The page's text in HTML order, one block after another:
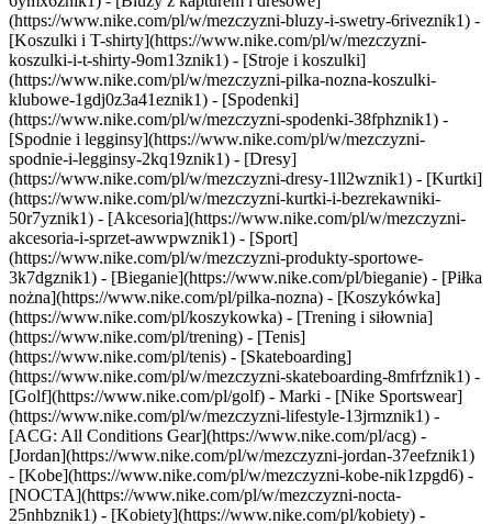
(https://www.nike.com/pl/w/mezczyzni-bluzy-i-swetry-6riveznik1) -
[Koszulki i T-shirty](https://www.nike.com/pl/w/mezczyzni-
koszulki-i-t-shirty-9om13znik1) - [Stroje i koszulki]
(https://www.nike.com/pl/w/mezczyzni-pilka-nozna-koszulki-
klubowe-1gdj0z3a41eznik1) - [Spodenki]
(https://www.nike.com/pl/w/mezczyzni-spodenki-38fphznik1) -
[Spodnie i legginsy](https://www.nike.com/pl/w/mezczyzni-
spodnie-i-legginsy-2kq19znik1) - [Dresy]
(https://www.nike.com/pl/w/mezczyzni-dresy-1ll2wznik1) - [Kurtki]
(https://www.nike.com/pl/w/mezczyzni-kurtki-i-bezrekawniki-
50r7yznik1) - [Akcesoria](https://www.nike.com/pl/w/mezczyzni-
akcesoria-i-sprzet-awwpwznik1) - [Sport]
(https://www.nike.com/pl/w/mezczyzni-produkty-sportowe-
3k7dgznik1) - [Bieganie](https://www.nike.com/pl/bieganie) - [Piłka
nożna](https://www.nike.com/pl/pilka-nozna) - [Koszykówka]
(https://www.nike.com/pl/koszykowka) - [Trening i siłownia]
(https://www.nike.com/pl/trening) - [Tenis]
(https://www.nike.com/pl/tenis) - [Skateboarding]
(https://www.nike.com/pl/w/mezczyzni-skateboarding-8mfrfznik1) -
[Golf](https://www.nike.com/pl/golf) - Marki - [Nike Sportswear]
(https://www.nike.com/pl/w/mezczyzni-lifestyle-13jrmznik1) -
[ACG: All Conditions Gear](https://www.nike.com/pl/acg) -
[Jordan](https://www.nike.com/pl/w/mezczyzni-jordan-37eefznik1)
- [Kobe](https://www.nike.com/pl/w/mezczyzni-kobe-nik1zpgd6) -
[NOCTA](https://www.nike.com/pl/w/mezczyzni-nocta-
25nhbznik1) - [Kobiety](https://www.nike.com/pl/kobiety) -